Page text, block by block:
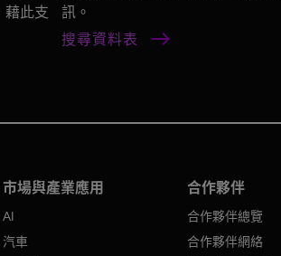
藉此支
訊。
搜尋資料表
市場與產業應用
AI
汽車
合作夥伴
合作夥伴總覽
合作夥伴網絡